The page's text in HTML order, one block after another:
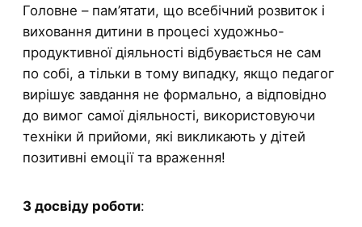
Головне – пам’ятати, що всебічний розвиток і
виховання дитини в процесі художньо-
продуктивної діяльності відбувається не сам
по собі, а тільки в тому випадку, якщо педагог
вирішує завдання не формально, а відповідно
до вимог самої діяльності, використовуючи
техніки й прийоми, які викликають у дітей
позитивні емоції та враження!
З досвіду роботи: